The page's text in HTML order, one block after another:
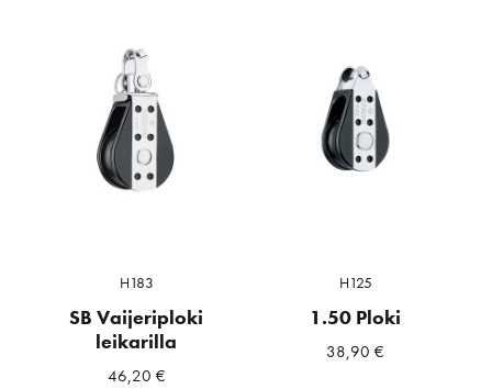
H183
SB Vaijeriploki
leikarilla
46,20 €
H125
1.50 Ploki
38,90€